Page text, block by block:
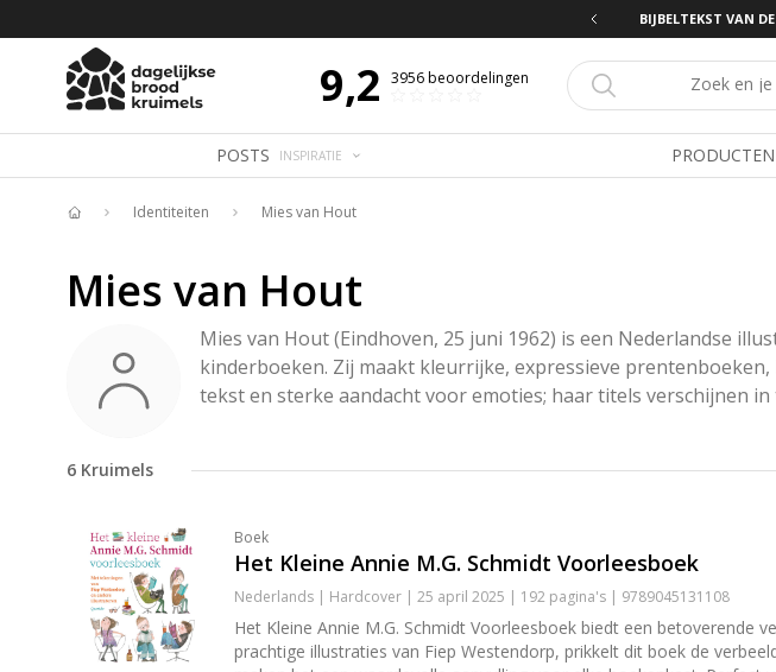
BIJBELTEKST VAN
9,2 3956beoordelingen
POSTS INSPIRATIE PRODUCTEN
Identiteiten Mies van Hout
Mies van Hout
Mies van Hout (Eindhoven, 25 juni 1962) is een Nederlandse
kinderboeken. Zij maakt kleurrijke, expressieve
tekst en sterke aandacht voor emoties; haar titels verschijnen
6 Kruimels
Boek
Het Kleine Annie M.G. Schmidt Voorleesboek
Nederlands | Hardcover | 25 april 2025 | 192 pagina's | 9789045131108
Het Kleine Annie M.G. Schmidt Voorleesboek biedt een betoverende
prachtige illustraties van Fiep Westendorp, prikkelt dit boek de